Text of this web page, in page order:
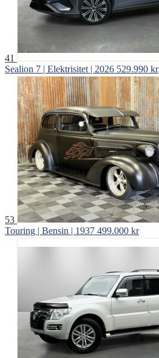
41
Sealion 7 | Elektrisitet | 2026 529.990 kr
53
Touring | Bensin | 1937 499.000 kr